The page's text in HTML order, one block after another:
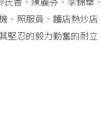
、照服員、麵店熱炒店
堅忍的毅力勤奮的耐立